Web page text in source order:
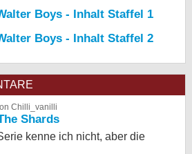
Boys - Inhalt Staffel 1
Boys - Inhalt Staffel 2
Chilli_vanilli
Shards
kenne ich nicht, aber die